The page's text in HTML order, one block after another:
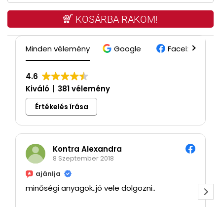
KOSÁRBA RAKOM!
Minden vélemény Google Facebook
4.6
Kiváló
381 vélemény
Értékelés írása
Kontra Alexandra
8 Szeptember 2018
ajánlja
minőségi anyagok..jó vele dolgozni..